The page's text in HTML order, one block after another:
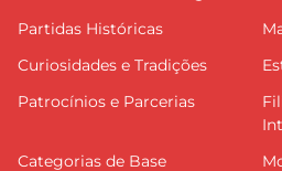
Partidas Históricas
Curiosidades e Tradições
Patrocínios e Parcerias
Categorias de Base